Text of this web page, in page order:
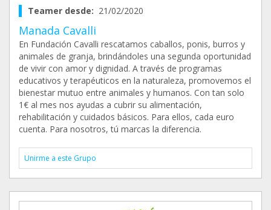
Teamer desde: 21/02/2020
Manada Cavalli
En Fundación Cavalli rescatamos caballos, ponis, burros y
animales de granja, brindándoles una segunda oportunidad
de vivir con amor y dignidad. A través de programas
educativos y terapéuticos en la naturaleza, promovemos el
bienestar mutuo entre animales y humanos. Con tan solo
1€ al mes nos ayudas a cubrir su alimentación,
rehabilitación y cuidados básicos. Para ellos, cada euro
cuenta. Para nosotros, tú marcas la diferencia.
Unirme a este Grupo